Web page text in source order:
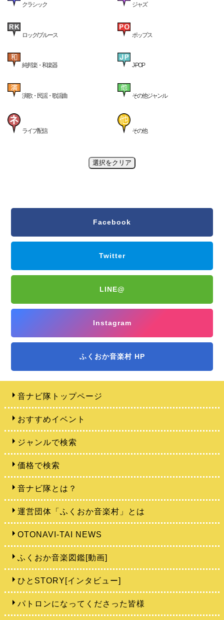
クラシック ジャズ
ロック/ブルース ポップス
純邦楽・和楽器 J-POP
演歌・民謡・歌謡曲 その他ジャンル
ライブ配信 その他
選択をクリア
Facebook
Twitter
LINE@
Instagram
ふくおか音楽村 HP
音ナビ隊トップページ
おすすめイベント
ジャンルで検索
価格で検索
音ナビ隊とは？
運営団体「ふくおか音楽村」とは
OTONAVI-TAI NEWS
ふくおか音楽図鑑[動画]
ひとSTORY[インタビュー]
パトロンになってくださった皆様